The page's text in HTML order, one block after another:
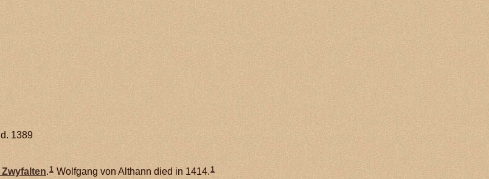
d. 1389
Zwyfalten.1 Wolfgang von Althann died in 1414.1